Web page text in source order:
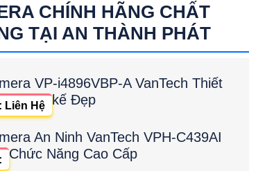
CHÍNH HÃNG CHẤT
TẠI AN THÀNH PHÁT
VP-i4896VBP-A VanTech Thiết
kế Đẹp
Liên Hệ
An Ninh VanTech VPH-C439AI
Chức Năng Cao Cấp